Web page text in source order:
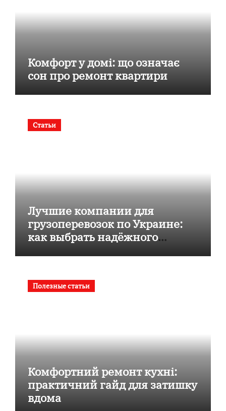
Комфорт у домі: що означає
сон про ремонт квартири
Статьи
Лучшие компании для
грузоперевозок по Украине:
как выбрать надёжного
Полезные статьи
Комфортний ремонт кухні:
практичний гайд для затишку
вдома